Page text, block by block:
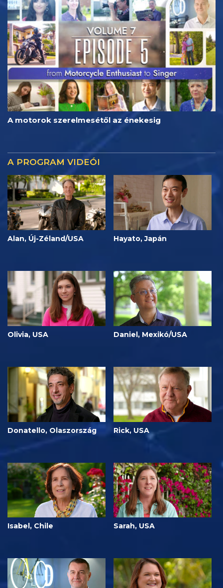
A motorok szerelmesétől az énekesig
A PROGRAM VIDEÓI
Alan, Új-Zéland/USA Hayato, Japán
Olivia, USA Daniel, Mexikó/USA
Donatello, Olaszország Rick, USA
Isabel, Chile Sarah, USA